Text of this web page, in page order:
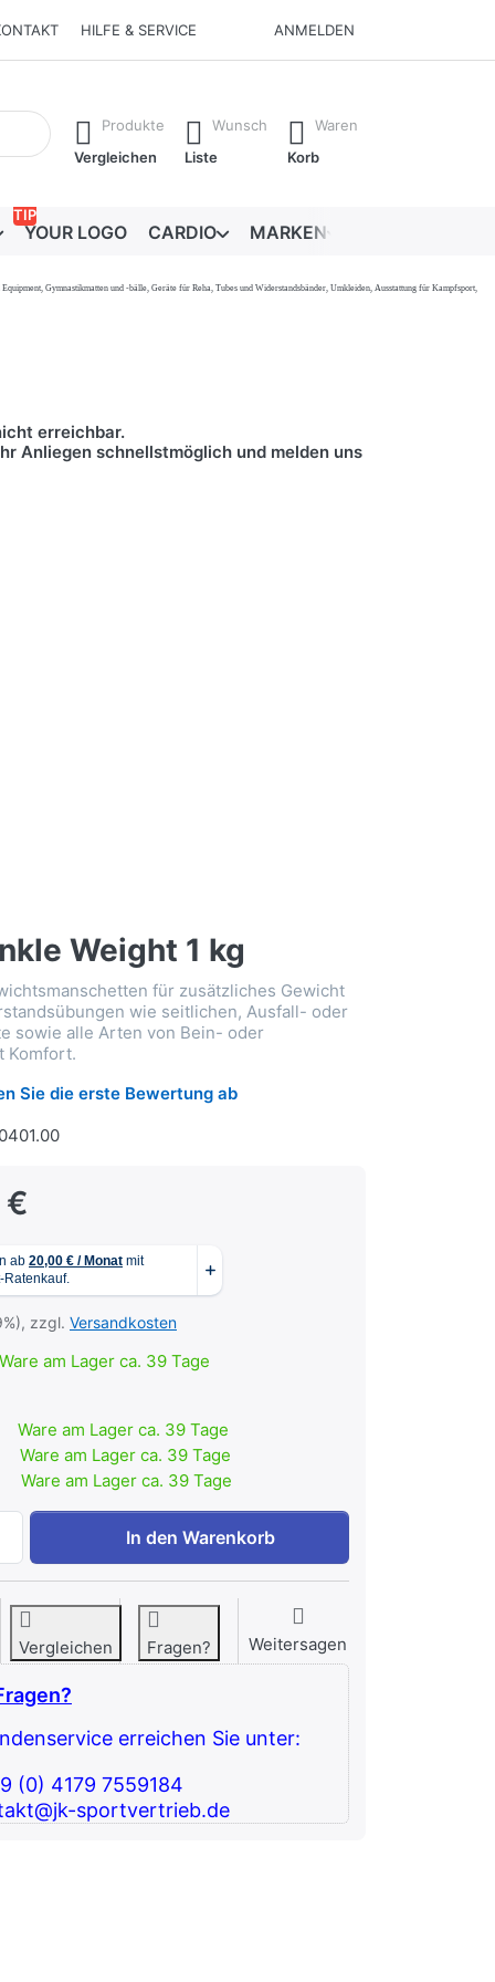
HILFE & SERVICE ANMELDEN
Drücken Sie die Eingabetaste, um alle Ergebnisse
Produkte
Vergleichen
Wunsch
Liste
Waren
Korb
YOUR LOGO
TIP
CARDIO MARKEN
Gymnastikmatten und -bälle, Geräte für Reha, Tubes und Widerstandsbänder, Umkleiden, Ausstattung für Kampfsport,
erreichbar.
Anliegen schnellstmöglich und melden uns
Weight 1 kg
für zusätzliches Gewicht
wie seitlichen, Ausfall- oder
sowie alle Arten von Bein- oder
Komfort.
Sie die erste Bewertung ab
€
zzgl. Versandkosten
Ware am Lager ca. 39 Tage
Ware am Lager ca. 39 Tage
Ware am Lager ca. 39 Tage
Ware am Lager ca. 39 Tage
O'Live Ankle Weight 1 kg zu 268,07 €, Menge 1.
In den Warenkorb
Vergleichen Fragen? Weitersagen
erreichen Sie unter:
(0) 4179 7559184
sportvertrieb.de